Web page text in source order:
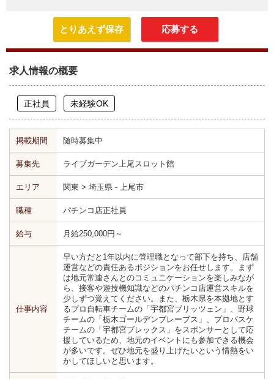
とりあえず保存 応募する
求人情報の概要
正社員 未経験OK
掲載期間 随時募集中
募集先 ライブガーデン上尾スロット館
エリア 関東 > 埼玉県 - 上尾市
職種 パチンコ店正社員
給与 月給250,000円～
仕事内容
早い方だと1年以内に管理職となって部下を持ち、店舗
運営などの責任あるポジションをお任せします。まず
は地元常連さんとのコミュニケーションを楽しみなが
ら、接客や遊技機知識などのパチンコ店運営スキルを
少しずつ覚えてください。また、栃木県を本拠地とす
るプロ自転車チームの「宇都宮ブリッツェン」、野球
チームの「栃木ゴールデンブレーブス」、プロバスケ
チームの「宇都宮ブレックス」をスポンサーとして応
援しているため、地元のイベントにも参加できる機会
が多いです。ぜひ地元を盛り上げたいという情熱をい
かしてほしいと思います。